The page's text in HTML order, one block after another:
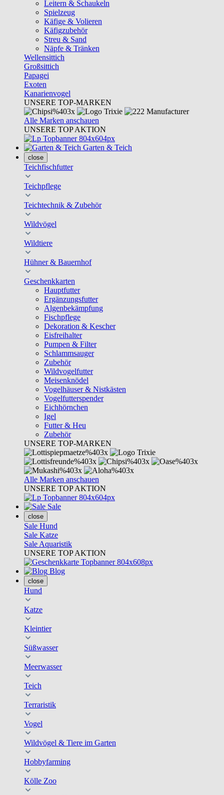
Leitern & Schaukeln
Spielzeug
Käfige & Volieren
Käfigzubehör
Streu & Sand
Näpfe & Tränken
Wellensittich
Großsittich
Papagei
Exoten
Kanarienvogel
UNSERE TOP-MARKEN
Alle Marken anschauen
UNSERE TOP AKTION
Garten & Teich
close
Teichfischfutter
Teichpflege
Teichtechnik & Zubehör
Wildvögel
Wildtiere
Hühner & Bauernhof
Geschenkkarten
Hauptfutter
Ergänzungsfutter
Algenbekämpfung
Fischpflege
Dekoration & Kescher
Eisfreihalter
Pumpen & Filter
Schlammsauger
Zubehör
Wildvogelfutter
Meisenknödel
Vogelhäuser & Nistkästen
Vogelfutterspender
Eichhörnchen
Igel
Futter & Heu
Zubehör
UNSERE TOP-MARKEN
Alle Marken anschauen
UNSERE TOP AKTION
Sale
close
Sale Hund
Sale Katze
Sale Aquaristik
UNSERE TOP AKTION
Blog
close
Hund
Katze
Kleintier
Süßwasser
Meerwasser
Teich
Terraristik
Vogel
Wildvögel & Tiere im Garten
Hobbyfarming
Kölle Zoo